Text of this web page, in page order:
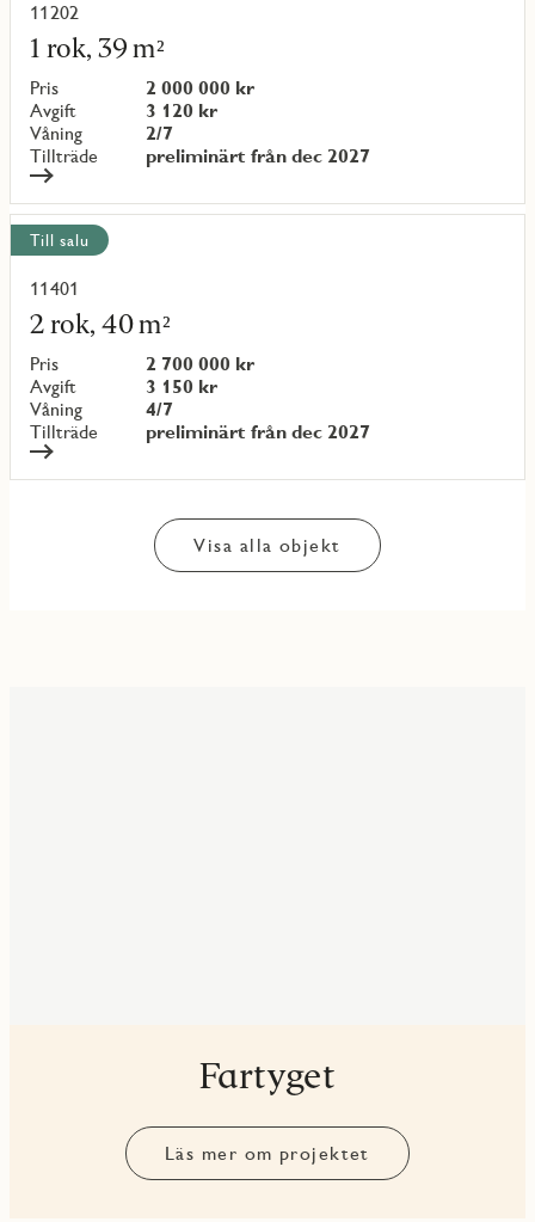
11202
1 rok, 39 m²
Pris
2 000 000 kr
Avgift
3 120 kr
Våning
2/7
Tillträde
preliminärt från dec 2027
Läs
mer
om
objekt
{objectNumber}
Till salu
11401
2 rok, 40 m²
Pris
2 700 000 kr
Avgift
3 150 kr
Våning
4/7
Tillträde
preliminärt från dec 2027
Läs
mer
om
objekt
{objectNumber}
Visa alla objekt
Fartyget
Läs mer om projektet